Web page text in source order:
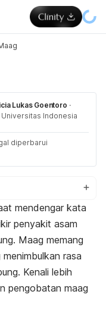
Lukas Goentoro ·
Universitas Indonesia
diperbarui
mendengar kata
penyakit asam
Maag memang
rasa
Kenali lebih
pengobatan maag